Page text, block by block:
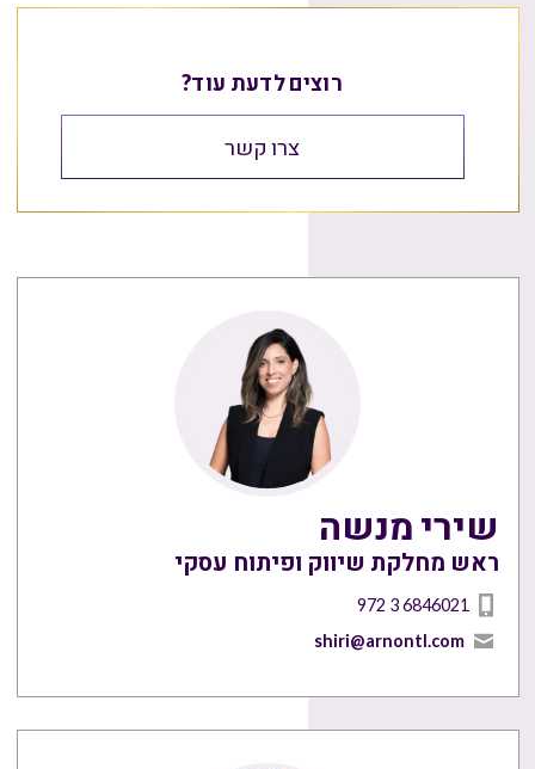
רוצים לדעת עוד?
צרו קשר
שירי מנשה
ראש מחלקת שיווק ופיתוח עסקי
972 3 6846021
shiri@arnontl.com